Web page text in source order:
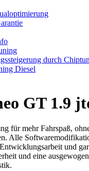
durch
Diesel
GT 1.9
für mehr Fahrspaß,
Alle
und
und eine